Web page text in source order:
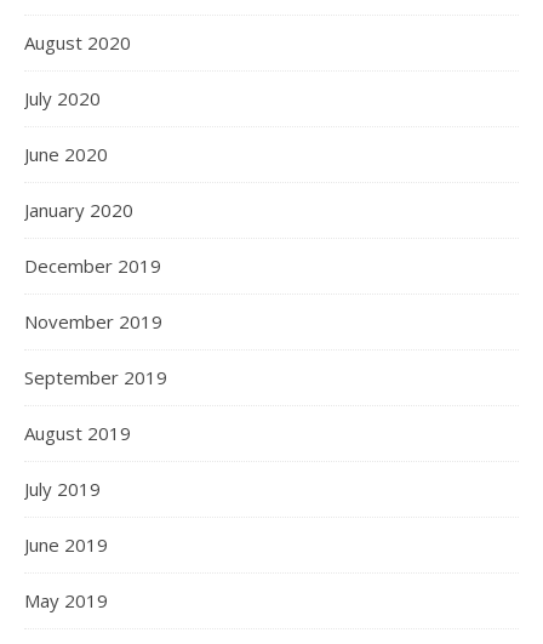
August 2020
July 2020
June 2020
January 2020
December 2019
November 2019
September 2019
August 2019
July 2019
June 2019
May 2019